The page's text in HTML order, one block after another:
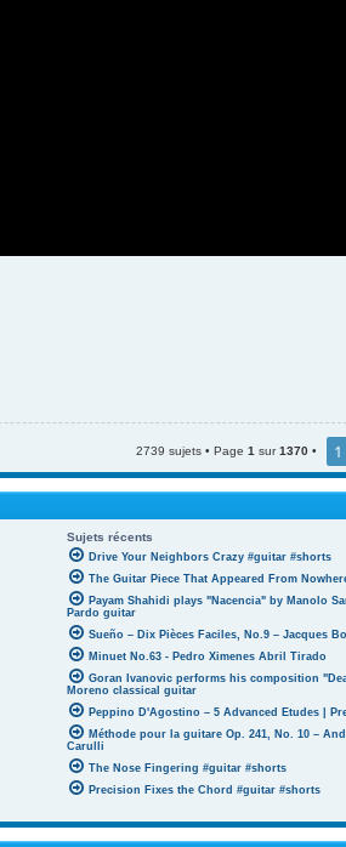
2739 sujets • Page 1 sur1370 • 1
Sujets récents
Drive Your Neighbors Crazy #guitar #shorts
The Guitar Piece That Appeared From
Payam Shahidi plays "Nacencia" by Manolo
Pardo guitar
Sueño – Dix Pièces Faciles, No.9 – Jacques
Minuet No.63 - Pedro Ximenes Abril Tirado
Goran Ivanovic performs his composition
Moreno classical guitar
Peppino D'Agostino – 5 Advanced Etudes |
Méthode pour la guitare Op. 241, No. 10 –
Carulli
The Nose Fingering #guitar #shorts
Precision Fixes the Chord #guitar #shorts